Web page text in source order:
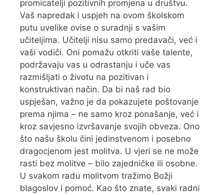
promicatelji pozitivnih promjena u društvu.
Vaš napredak i uspjeh na ovom školskom
putu uvelike ovise o suradnji s vašim
učiteljima. Učitelji nisu samo predavači, već i
vaši vodiči. Oni pomažu otkriti vaše talente,
podržavaju vas u odrastanju i uče vas
razmišljati o životu na pozitivan i
konstruktivan način. Da bi naš rad bio
uspješan, važno je da pokazujete poštovanje
prema njima – ne samo kroz ponašanje, već i
kroz savjesno izvršavanje svojih obveza. Ono
što našu školu čini jedinstvenom i posebno
dragocjenom jest molitva. U vjeri se ne može
rasti bez molitve – bilo zajedničke ili osobne.
U svakom radu molitvom tražimo Božji
blagoslov i pomoć. Kao što znate, svaki radni